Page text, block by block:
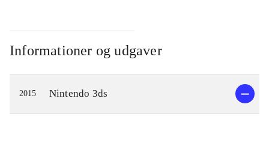
Informationer og udgaver
2015 Nintendo 3ds